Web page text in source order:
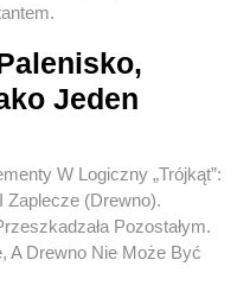
Jeden
W Logiczny „trójkąt”:
Zaplecze (drewno).
Pozostałym.
A Drewno Nie Może Być